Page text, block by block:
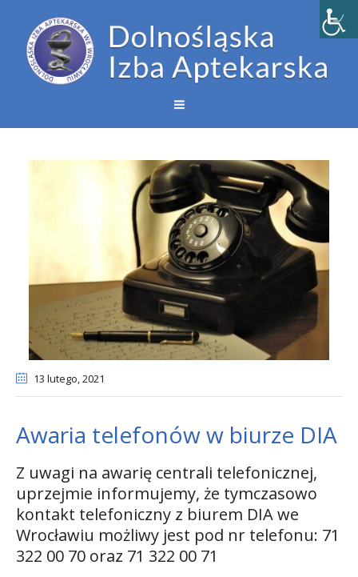
13 lutego, 2021
Awaria telefonów w biurze DIA
Z uwagi na awarię centrali telefonicznej,
uprzejmie informujemy, że tymczasowo
kontakt telefoniczny z biurem DIA we
Wrocławiu możliwy jest pod nr telefonu: 71
322 00 70 oraz 71 322 00 71